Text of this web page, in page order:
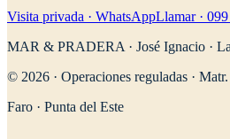
Visita privada · WhatsAppLlamar · 099
MAR & PRADERA · José Ignacio ·
© 2026 · Operaciones reguladas ·
Faro · Punta del Este